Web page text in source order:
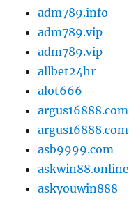
adm789.info
adm789.vip
adm789.vip
allbet24hr
alot666
argus16888.com
argus16888.com
asb9999.com
askwin88.online
askyouwin888